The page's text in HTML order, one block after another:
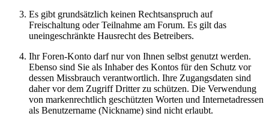
Es gibt grundsätzlich keinen Rechtsanspruch auf
Freischaltung oder Teilnahme am Forum. Es gilt das
uneingeschränkte Hausrecht des Betreibers.
Ihr Foren-Konto darf nur von Ihnen selbst genutzt werden.
Ebenso sind Sie als Inhaber des Kontos für den Schutz vor
dessen Missbrauch verantwortlich. Ihre Zugangsdaten sind
daher vor dem Zugriff Dritter zu schützen. Die Verwendung
von markenrechtlich geschützten Worten und Internetadressen
als Benutzername (Nickname) sind nicht erlaubt.